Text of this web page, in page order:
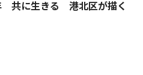
共に生きる 港北区が描く